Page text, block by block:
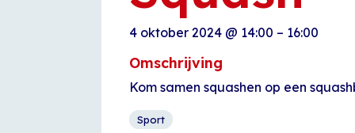
4 oktober 2024 @ 14:00 – 16:00
Omschrijving
Kom samen squashen op een
Sport